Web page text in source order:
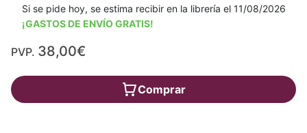
Si se pide hoy, se estima recibir en la librería el 11/08/2026
¡GASTOS DE ENVÍO GRATIS!
PVP. 38,00€
Comprar